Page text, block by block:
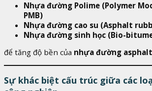
Nhựa đường Polime (Polymer
PMB)
Nhựa đường cao su (Asphalt
Nhựa đường sinh học (Bio-
để tăng độ bền của nhựa đường asphalt
Sự khác biệt cấu trúc giữa các